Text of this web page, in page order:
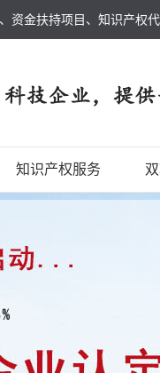
资金扶持项目、知识产权
知识产权服务